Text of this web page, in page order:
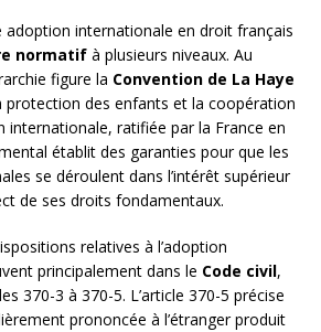
adoption internationale en droit français
normatif à plusieurs niveaux. Au
figure la Convention de La Haye
protection des enfants et la coopération
internationale, ratifiée par la France en
établit des garanties pour que les
se déroulent dans l’intérêt supérieur
de ses droits fondamentaux.
relatives à l’adoption
principalement dans le Code civil,
370-3 à 370-5. L’article 370-5 précise
prononcée à l’étranger produit